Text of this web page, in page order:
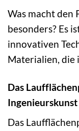
Was macht
besonders? Es
innovativen
Materialien, die
Das
Ingenieurskunst
Das